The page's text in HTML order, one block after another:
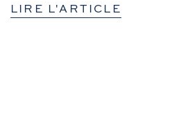
LIRE L'ARTICLE